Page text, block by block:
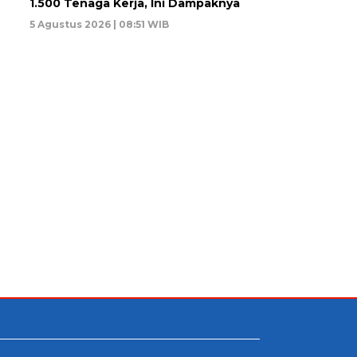
1.500 Tenaga Kerja, Ini Dampaknya
5 Agustus 2026 | 08:51 WIB